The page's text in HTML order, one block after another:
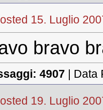
15. Luglio
bravo
4907 | Data
19. Luglio